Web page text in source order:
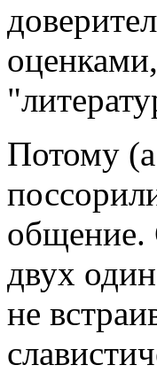
Потому
общение.
двух
не